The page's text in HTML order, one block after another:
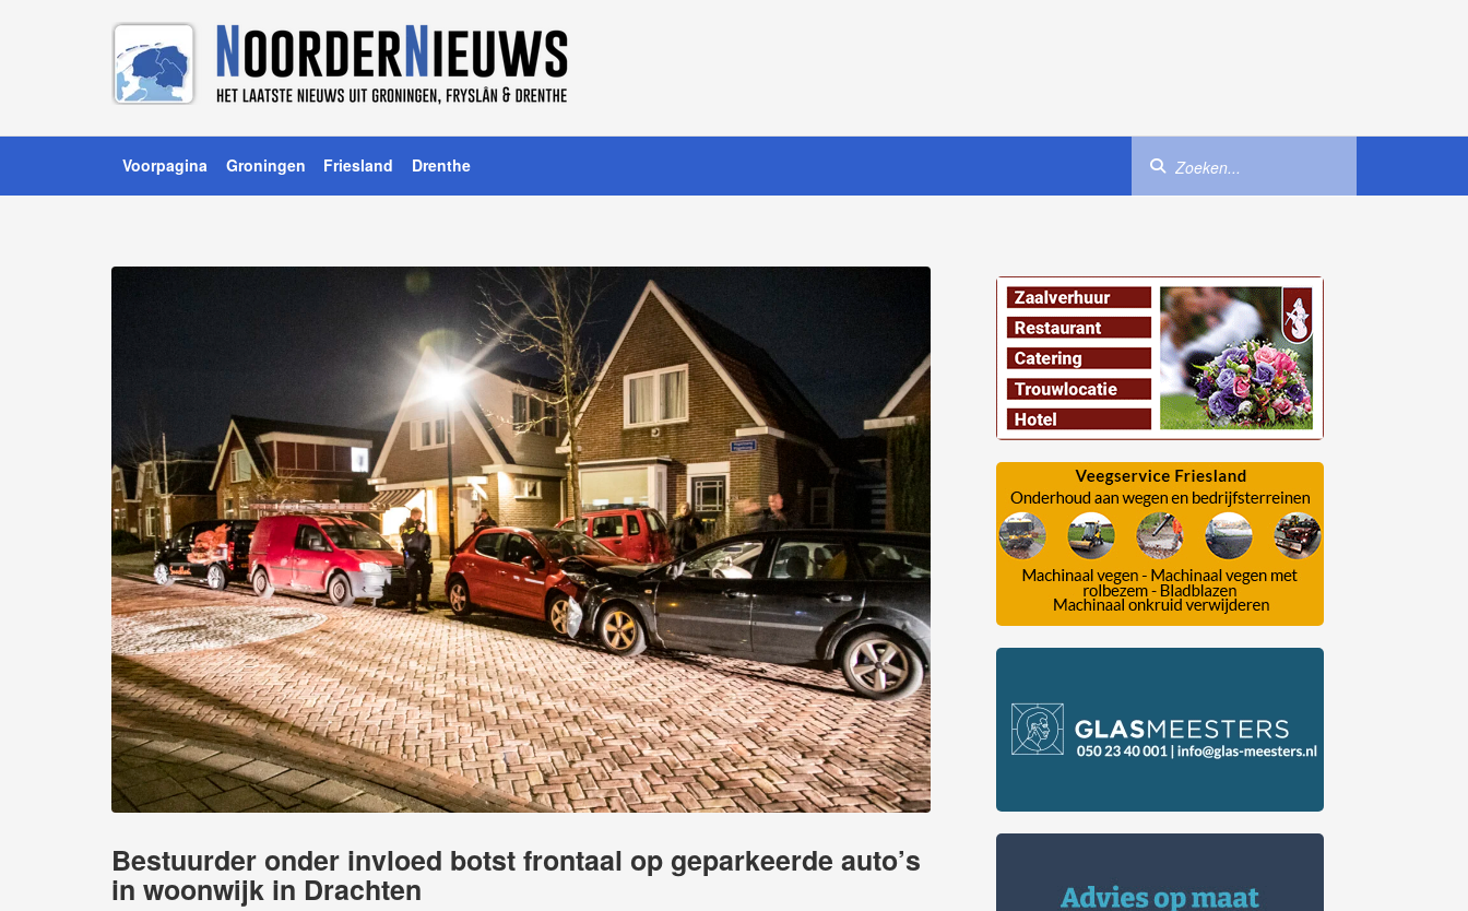
Voorpagina Groningen Friesland Drenthe
Bestuurder onder invloed botst frontaal op geparkeerde auto’s
in woonwijk in Drachten